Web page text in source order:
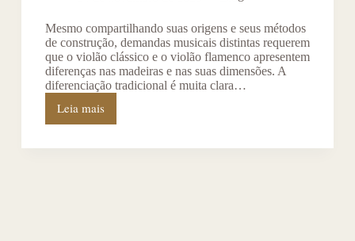
Mesmo compartilhando suas origens e seus métodos
de construção, demandas musicais distintas requerem
que o violão clássico e o violão flamenco apresentem
diferenças nas madeiras e nas suas dimensões. A
diferenciação tradicional é muita clara…
Leia mais